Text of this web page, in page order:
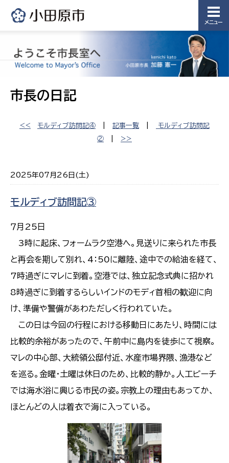
メニュー
市長の日記
<< モルディブ訪問記④ 記事一覧
モルディブ訪問記
②
>>
2025年07月26日(土)
モルディブ訪問記③
７月25日
3時に起床、フォームラク空港へ。見送りに来られた市長
と再会を期して別れ、4：50に離陸、途中での給油を経て、
7時過ぎにマレに到着。空港では、独立記念式典に招かれ
8時過ぎに到着するらしいインドのモディ首相の歓迎に向
け、準備や警備があわただしく行われていた。
この日は今回の行程における移動日にあたり、時間には
比較的余裕があったので、午前中に島内を徒歩にて視察。
マレの中心部、大統領公邸付近、水産市場界隈、漁港など
を巡る。金曜・土曜は休日のため、比較的静か。人工ビーチ
では海水浴に興じる市民の姿。宗教上の理由もあってか、
ほとんどの人は着衣で海に入っている。